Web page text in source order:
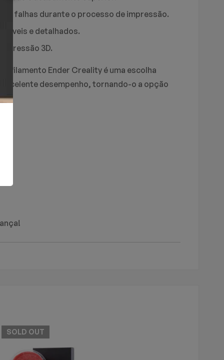
e falhas durante o processo de impressão.
e detalhados.
3D.
o filamento Ender Creality é uma escolha
desempenho, tornando-o a opção
SOLD OUT